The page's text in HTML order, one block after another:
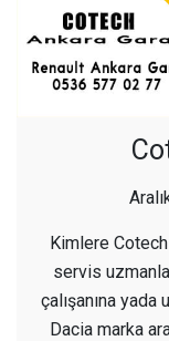
Kimlere
servis
çalışanına yada
Dacia marka